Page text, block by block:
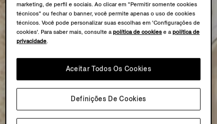
marketing, de perfil e sociais. Ao clicar em "Permitir somente cookies
técnicos" ou fechar o banner, você permite apenas o uso de cookies
técnicos. Você pode personalizar suas escolhas em 'Configurações de
cookies'. Para saber mais, consulte apolítica de cookies e apolítica de
privacidade.
Aceitar Todos Os Cookies
Definições De Cookies